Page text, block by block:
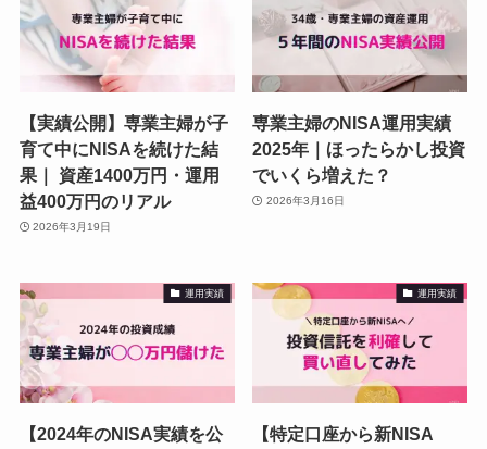
【実績公開】専業主婦が子
育て中にNISAを続けた結
果｜ 資産1400万円・運用
益400万円のリアル
2026年3月19日
専業主婦のNISA運用実績
2025年｜ほったらかし投資
でいくら増えた？
2026年3月16日
運用実績
【2024年のNISA実績を公
運用実績
【特定口座から新NISA